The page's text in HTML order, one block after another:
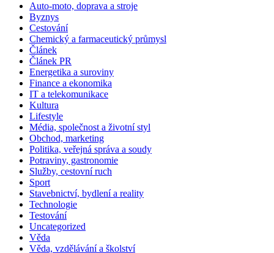
Auto-moto, doprava a stroje
Byznys
Cestování
Chemický a farmaceutický průmysl
Článek
Článek PR
Energetika a suroviny
Finance a ekonomika
IT a telekomunikace
Kultura
Lifestyle
Média, společnost a životní styl
Obchod, marketing
Politika, veřejná správa a soudy
Potraviny, gastronomie
Služby, cestovní ruch
Sport
Stavebnictví, bydlení a reality
Technologie
Testování
Uncategorized
Věda
Věda, vzdělávání a školství